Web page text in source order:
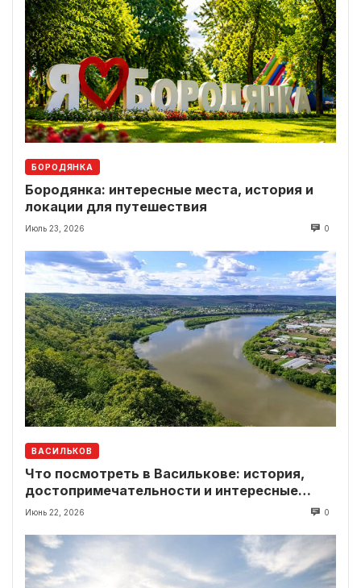
БОРОДЯНКА
Бородянка: интересные места, история и
локации для путешествия
Июль 23, 2026 0
ВАСИЛЬКОВ
Что посмотреть в Василькове: история,
достопримечательности и интересные
локации рядом
Июнь 22, 2026 0